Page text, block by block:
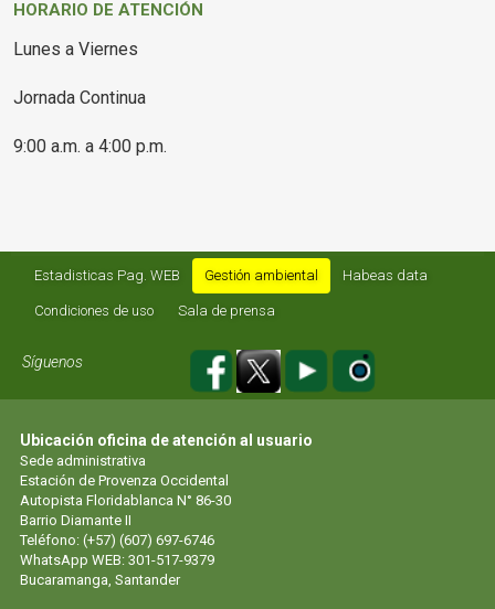
HORARIO DE ATENCIÓN
Lunes a Viernes
Jornada Continua
9:00 a.m. a 4:00 p.m.
Estadisticas Pag. WEB Gestión ambiental Habeas data
Condiciones de uso Sala de prensa
Síguenos
Ubicación oficina de atención al usuario
Sede administrativa
Estación de Provenza Occidental
Autopista Floridablanca N° 86-30
Barrio Diamante II
Teléfono: (+57) (607) 697-6746
WhatsApp WEB: 301-517-9379
Bucaramanga, Santander